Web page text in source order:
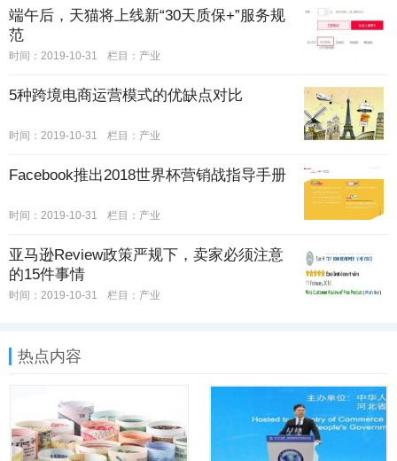
端午后，天猫将上线新“30天质保+”服务规
范
时间：2019-10-31 栏目： 产业
5种跨境电商运营模式的优缺点对比
时间：2019-10-31 栏目： 产业
Facebook推出2018世界杯营销战指导手册
时间：2019-10-31 栏目： 产业
亚马逊Review政策严规下，卖家必须注意
的15件事情
时间：2019-10-31 栏目： 产业
热点内容